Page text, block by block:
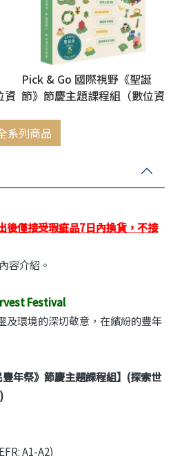
資
)
Pick & Go 國際視野《聖誕
節》節慶主題課程組（數位資
(含數位資源，售出恕不退換)
系列商品
僅接受瑕疵品7日內換貨，不接
容介紹。
Festival
及環境的深切敬意，在繽紛的豐年
年祭》節慶主題課程組】(探索世
A1-A2)